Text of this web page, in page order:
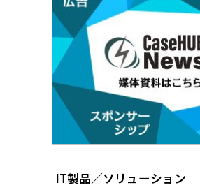
IT製品／ソリューション